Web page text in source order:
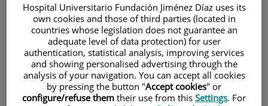
contenido
idiomaHospital Universitario Fundación Jiménez Díaz uses its
own cookies and those of third parties (located in
countries whose legislation does not guarantee an
adequate level of data protection) for user
authentication, statistical analysis, improving services
and showing personalised advertising through the
analysis of your navigation. You can accept all cookies
by pressing the button "Accept cookies" or
configure/refuse them their use from this Settings. For